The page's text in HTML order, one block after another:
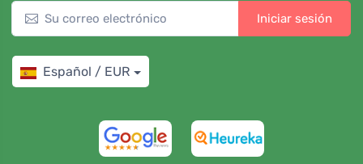
Iniciar sesión
Español / EUR